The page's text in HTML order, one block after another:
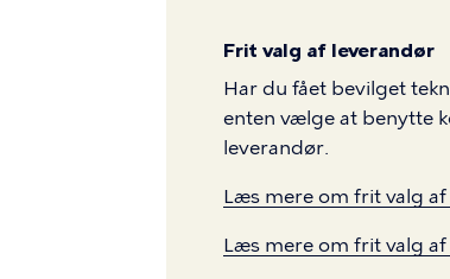
Frit valg af leverandør
Har du fået bevilget
enten vælge at benytte
leverandør.
Læs mere om frit valg
Læs mere om frit valg